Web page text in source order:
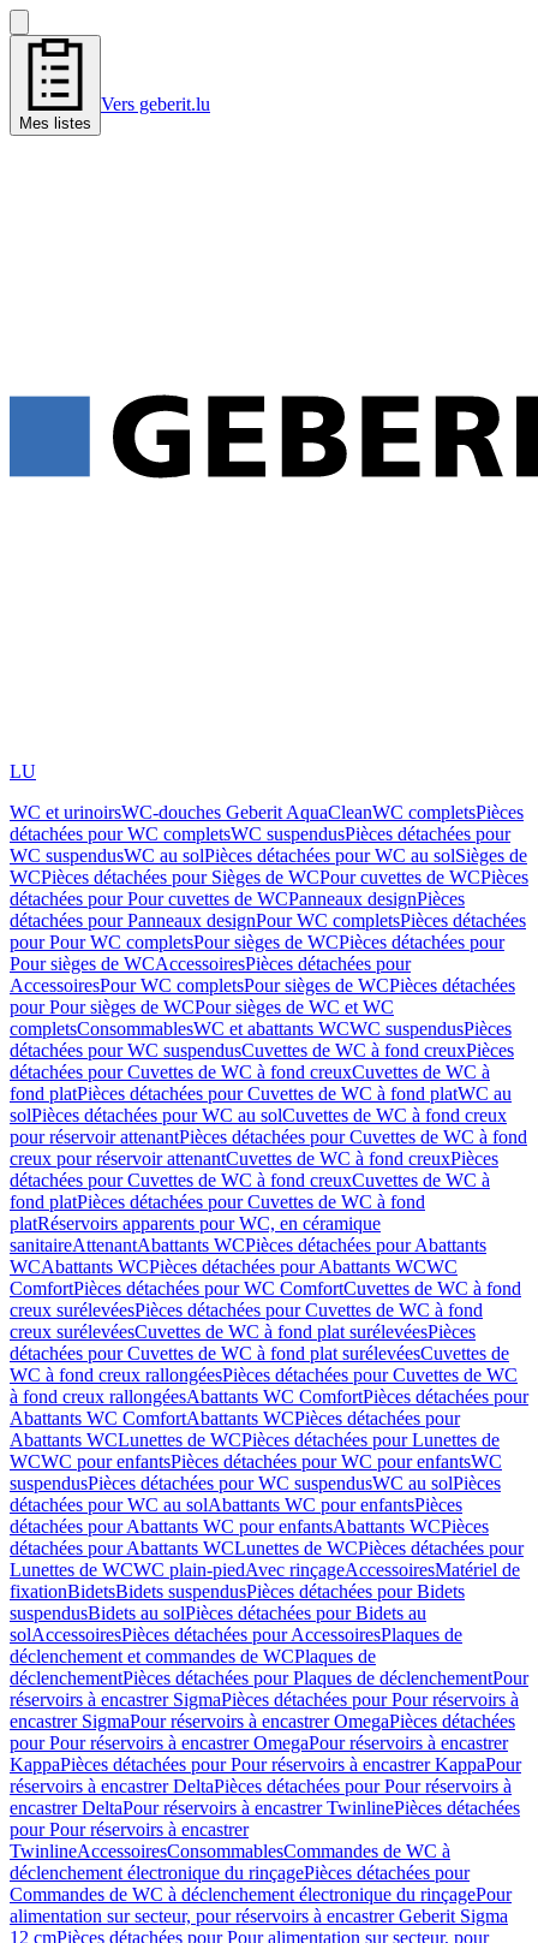
Mes listes
Vers geberit.lu
LU
WC et urinoirsWC-douches Geberit AquaCleanWC completsPièces
détachées pour WC completsWC suspendusPièces détachées pour
WC suspendusWC au solPièces détachées pour WC au solSièges de
WCPièces détachées pour Sièges de WCPour cuvettes de WCPièces
détachées pour Pour cuvettes de WCPanneaux designPièces
détachées pour Panneaux designPour WC completsPièces détachées
pour Pour WC completsPour sièges de WCPièces détachées pour
Pour sièges de WCAccessoiresPièces détachées pour
AccessoiresPour WC completsPour sièges de WCPièces détachées
pour Pour sièges de WCPour sièges de WC et WC
completsConsommablesWC et abattants WCWC suspendusPièces
détachées pour WC suspendusCuvettes de WC à fond creuxPièces
détachées pour Cuvettes de WC à fond creuxCuvettes de WC à
fond platPièces détachées pour Cuvettes de WC à fond platWC au
solPièces détachées pour WC au solCuvettes de WC à fond creux
pour réservoir attenantPièces détachées pour Cuvettes de WC à fond
creux pour réservoir attenantCuvettes de WC à fond creuxPièces
détachées pour Cuvettes de WC à fond creuxCuvettes de WC à
fond platPièces détachées pour Cuvettes de WC à fond
platRéservoirs apparents pour WC, en céramique
sanitaireAttenantAbattants WCPièces détachées pour Abattants
WCAbattants WCPièces détachées pour Abattants WCWC
ComfortPièces détachées pour WC ComfortCuvettes de WC à fond
creux surélevéesPièces détachées pour Cuvettes de WC à fond
creux surélevéesCuvettes de WC à fond plat surélevéesPièces
détachées pour Cuvettes de WC à fond plat surélevéesCuvettes de
WC à fond creux rallongéesPièces détachées pour Cuvettes de WC
à fond creux rallongéesAbattants WC ComfortPièces détachées pour
Abattants WC ComfortAbattants WCPièces détachées pour
Abattants WCLunettes de WCPièces détachées pour Lunettes de
WCWC pour enfantsPièces détachées pour WC pour enfantsWC
suspendusPièces détachées pour WC suspendusWC au solPièces
détachées pour WC au solAbattants WC pour enfantsPièces
détachées pour Abattants WC pour enfantsAbattants WCPièces
détachées pour Abattants WCLunettes de WCPièces détachées pour
Lunettes de WCWC plain-piedAvec rinçageAccessoiresMatériel de
fixationBidetsBidets suspendusPièces détachées pour Bidets
suspendusBidets au solPièces détachées pour Bidets au
solAccessoiresPièces détachées pour AccessoiresPlaques de
déclenchement et commandes de WCPlaques de
déclenchementPièces détachées pour Plaques de déclenchementPour
réservoirs à encastrer SigmaPièces détachées pour Pour réservoirs à
encastrer SigmaPour réservoirs à encastrer OmegaPièces détachées
pour Pour réservoirs à encastrer OmegaPour réservoirs à encastrer
KappaPièces détachées pour Pour réservoirs à encastrer KappaPour
réservoirs à encastrer DeltaPièces détachées pour Pour réservoirs à
encastrer DeltaPour réservoirs à encastrer TwinlinePièces détachées
pour Pour réservoirs à encastrer
TwinlineAccessoiresConsommablesCommandes de WC à
déclenchement électronique du rinçagePièces détachées pour
Commandes de WC à déclenchement électronique du rinçagePour
alimentation sur secteur, pour réservoirs à encastrer Geberit Sigma
12 cmPièces détachées pour Pour alimentation sur secteur, pour